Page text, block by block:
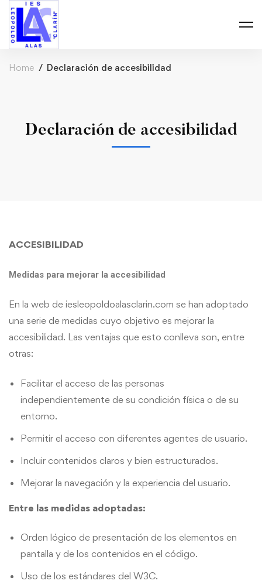
Home Declaración de accesibilidad
Declaración de accesibilidad
ACCESIBILIDAD
Medidas para mejorar la accesibilidad
En la web de iesleopoldoalasclarin.com se han adoptado
una serie de medidas cuyo objetivo es mejorar la
accesibilidad. Las ventajas que esto conlleva son, entre
otras:
Facilitar el acceso de las personas
independientemente de su condición física o de su
entorno.
Permitir el acceso con diferentes agentes de usuario.
Incluir contenidos claros y bien estructurados.
Mejorar la navegación y la experiencia del usuario.
Entre las medidas adoptadas:
Orden lógico de presentación de los elementos en
pantalla y de los contenidos en el código.
Uso de los estándares del W3C.